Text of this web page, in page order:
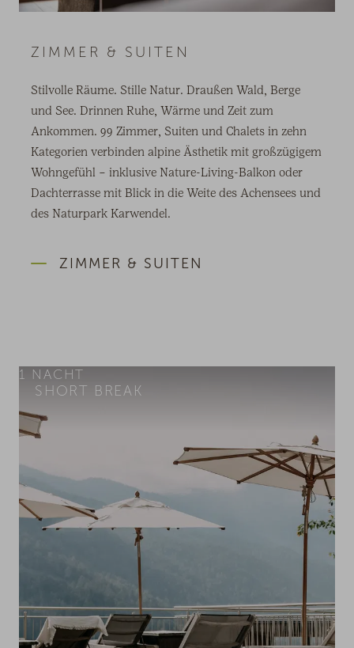
ZIMMER & SUITEN
Stilvolle Räume. Stille Natur. Draußen Wald, Berge
und See. Drinnen Ruhe, Wärme und Zeit zum
Ankommen. 99 Zimmer, Suiten und Chalets in zehn
Kategorien verbinden alpine Ästhetik mit großzügigem
Wohngefühl – inklusive Nature-Living-Balkon oder
Dachterrasse mit Blick in die Weite des Achensees und
des Naturpark Karwendel.
ZIMMER & SUITEN
SHORT BREAK
1 NACHT